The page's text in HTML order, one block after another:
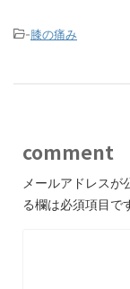
-膝の痛み
comment
メールアドレスが
る欄は必須項目で